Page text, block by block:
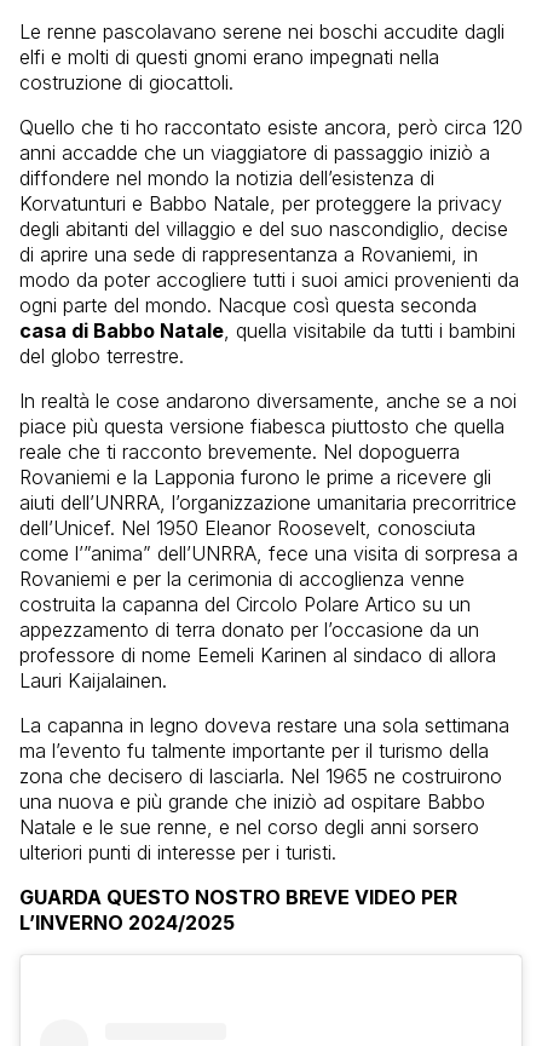
Le renne pascolavano serene nei boschi accudite dagli
elfi e molti di questi gnomi erano impegnati nella
costruzione di giocattoli.
Quello che ti ho raccontato esiste ancora, però circa 120
anni accadde che un viaggiatore di passaggio iniziò a
diffondere nel mondo la notizia dell’esistenza di
Korvatunturi e Babbo Natale, per proteggere la privacy
degli abitanti del villaggio e del suo nascondiglio, decise
di aprire una sede di rappresentanza a Rovaniemi, in
modo da poter accogliere tutti i suoi amici provenienti da
ogni parte del mondo. Nacque così questa seconda
casa di Babbo Natale , quella visitabile da tutti i bambini
del globo terrestre.
In realtà le cose andarono diversamente, anche se a noi
piace più questa versione fiabesca piuttosto che quella
reale che ti racconto brevemente. Nel dopoguerra
Rovaniemi e la Lapponia furono le prime a ricevere gli
aiuti dell’UNRRA, l’organizzazione umanitaria precorritrice
dell’Unicef. Nel 1950 Eleanor Roosevelt, conosciuta
come l’”anima” dell’UNRRA, fece una visita di sorpresa a
Rovaniemi e per la cerimonia di accoglienza venne
costruita la capanna del Circolo Polare Artico su un
appezzamento di terra donato per l’occasione da un
professore di nome Eemeli Karinen al sindaco di allora
Lauri Kaijalainen.
La capanna in legno doveva restare una sola settimana
ma l’evento fu talmente importante per il turismo della
zona che decisero di lasciarla. Nel 1965 ne costruirono
una nuova e più grande che iniziò ad ospitare Babbo
Natale e le sue renne, e nel corso degli anni sorsero
ulteriori punti di interesse per i turisti.
GUARDA QUESTO NOSTRO BREVE VIDEO PER
L’INVERNO 2024/2025